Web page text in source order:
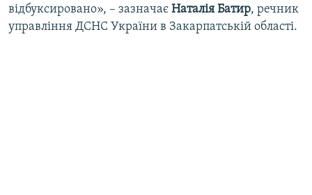
відбуксировано», – зазначає Наталія Батир, речник
управління ДСНС України в Закарпатській області.